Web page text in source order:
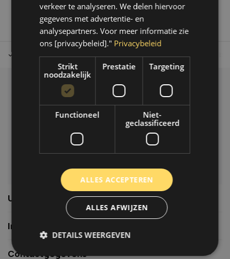
Tot 30 dagen retour sturen. Op werkdagen voor 14.00 uur
Klantenservice
Veelgestelde vragen
06-39119169
info@autoklusser.nl
Usefull links
Informatie
Contactgegevens
verkeer te analyseren. We delen hiervoor
gegevens met advertentie- en
analysepartners. Voor meer informatie zie
ons [privacybeleid]." Privacybeleid
Strikt
noodzakelijk
Prestatie Targeting
Functioneel
Niet-
geclassificeerd
ALLES ACCEPTEREN
ALLES AFWIJZEN
DETAILS WEERGEVEN